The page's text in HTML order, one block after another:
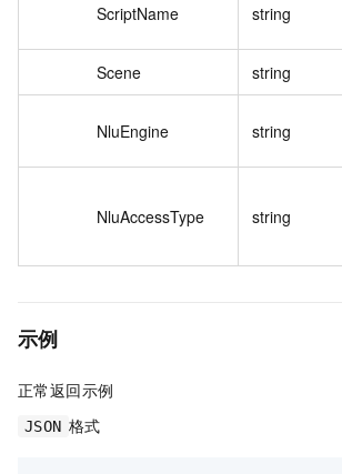
ScriptName string
Scene string
NluEngine string
NluAccessType string
示例
正常返回示例
JSON 格式